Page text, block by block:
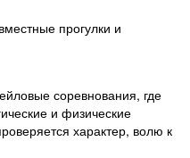
прогулки и
соревнования, где
и физические
характер, волю к